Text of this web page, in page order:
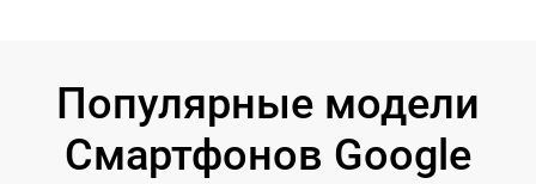
Популярные модели
Смартфонов Google